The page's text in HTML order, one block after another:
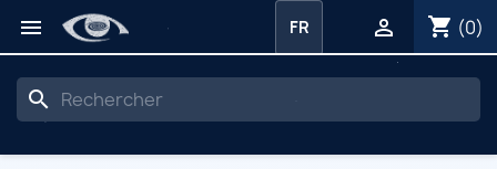
 shopping_cart (0)

FR
search